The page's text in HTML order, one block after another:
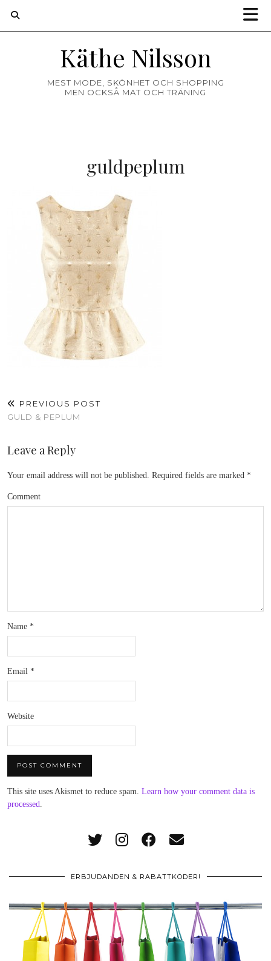
Käthe Nilsson
MEST MODE, SKÖNHET OCH SHOPPING
MEN OCKSÅ MAT OCH TRÄNING
guldpeplum
PREVIOUS POST
GULD & PEPLUM
Leave a Reply
Your email address will not be published. Required fields are marked *
Comment
Name *
Email *
Website
This site uses Akismet to reduce spam. Learn how your comment data is
processed.
ERBJUDANDEN & RABATTKODER!